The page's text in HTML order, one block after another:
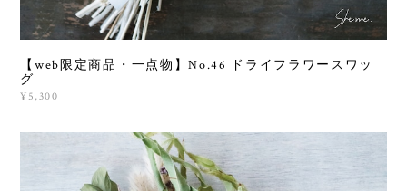
【web限定商品・一点物】No.46 ドライフラワースワッ
グ
¥5,300